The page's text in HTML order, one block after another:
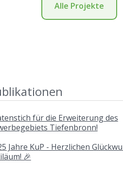
Alle Projekte
für die Erweiterung des
Tiefenbronn!
Jahre KuP - Herzlichen
🎉